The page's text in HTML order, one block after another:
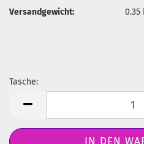
Versandgewicht:
0.35
Tasche: